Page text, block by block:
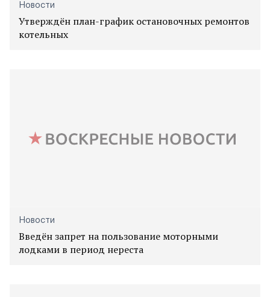
Новости
Утверждён план-график остановочных ремонтов
котельных
Новости
Введён запрет на пользование моторными
лодками в период нереста